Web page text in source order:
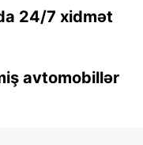
24/7 xidmət
avtomobillər